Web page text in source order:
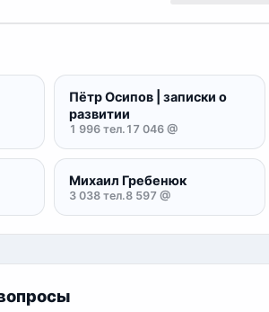
Пётр Осипов | записки о
развитии
1 996 тел. 17 046 @
Михаил Гребенюк
3 038 тел.8 597 @